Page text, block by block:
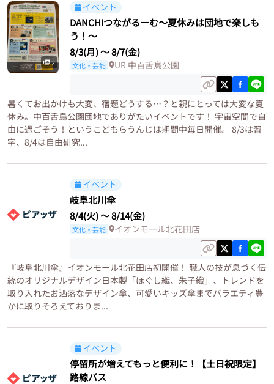
2
イベント
DANCHIつながるーむ〜夏休みは団地で楽しも
う！〜
8/3(月)〜8/7(金)
文化・芸能 UR 中百舌鳥公園
暑くてお出かけも大変、宿題どうする…？と親にとっては大変な夏
休み。中百舌鳥公園団地でありがたいイベントです！ 宇宙空間で自
由に過ごそう！というこどもらうんじは期間中毎日開催。 8/3は習
字、8/4は自由研究...
イベント
岐阜北川傘
8/4(火)〜8/14(金)
文化・芸能 イオンモール北花田店
『岐阜北川傘』イオンモール北花田店初開催！ 職人の技が息づく伝
統のオリジナルデザイン日本製「ほぐし織、朱子織」、トレンドを
取り入れたお洒落なデザイン傘、可愛いキッズ傘までバラエティ豊
かに取りそろえておりま...
イベント
停留所が増えてもっと便利に！【土日祝限定】
路線バス